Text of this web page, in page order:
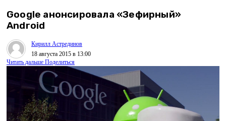
Google анонсировала «Зефирный»
Android
Кирилл Астрединов
18 августа 2015 в 13:00
Читать дальше Поделиться